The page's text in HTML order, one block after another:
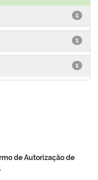
1
1
1
de Autorização de